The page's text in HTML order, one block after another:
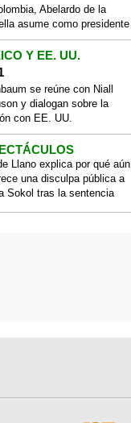
Abelardo de la
asume como presidente
Y EE. UU.
se reúne con Niall
y dialogan sobre la
con EE. UU.
Llano explica por qué aún
una disculpa pública a
Sokol tras la sentencia